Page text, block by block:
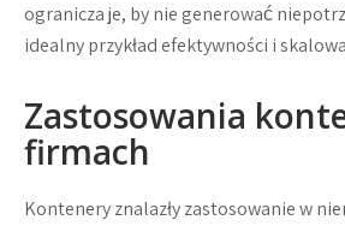
ogranicza je, by nie generować
idealny przykład efektywności i
Zastosowania
firmach
Kontenery znalazły zastosowanie w